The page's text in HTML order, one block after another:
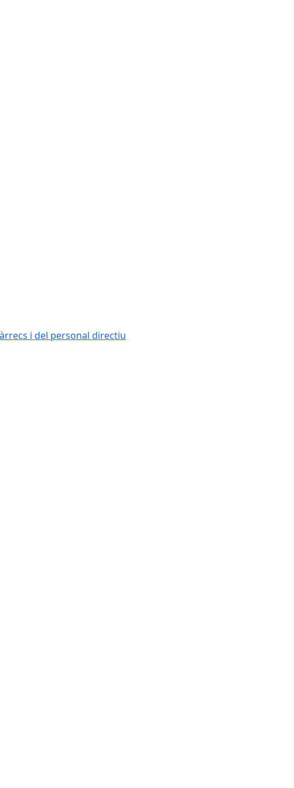
i del personal directiu